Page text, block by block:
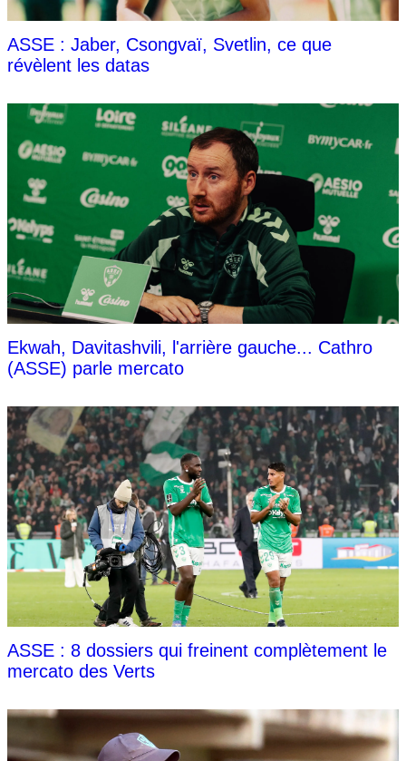
ASSE : Jaber, Csongvaï, Svetlin, ce que
révèlent les datas
Ekwah, Davitashvili, l'arrière gauche... Cathro
(ASSE) parle mercato
ASSE : 8 dossiers qui freinent complètement le
mercato des Verts